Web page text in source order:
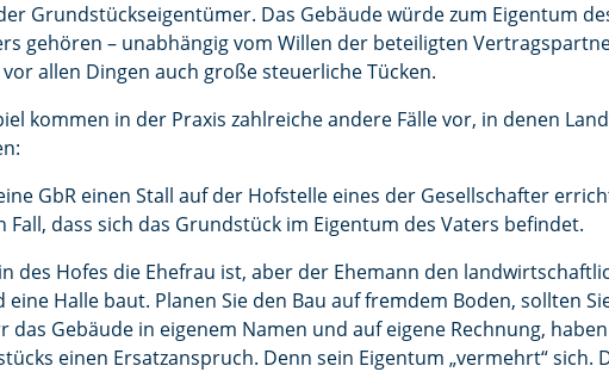
Grundstückseigentümer. Das Gebäude würde zum Eigentum
gehören – unabhängig vom Willen der beteiligten
allen Dingen auch große steuerliche Tücken.
kommen in der Praxis zahlreiche andere Fälle vor, in denen
GbR einen Stall auf der Hofstelle eines der Gesellschafter
Fall, dass sich das Grundstück im Eigentum des Vaters befindet.
des Hofes die Ehefrau ist, aber der Ehemann den
Halle baut. Planen Sie den Bau auf fremdem Boden, sollten
das Gebäude in eigenem Namen und auf eigene Rechnung,
einen Ersatzanspruch. Denn sein Eigentum „vermehrt“ sich.